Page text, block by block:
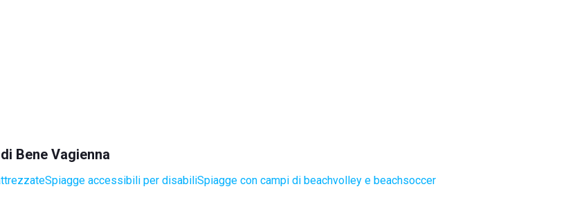
Bene Vagienna
Spiagge accessibili per disabiliSpiagge con campi di beachvolley e beachsoccer